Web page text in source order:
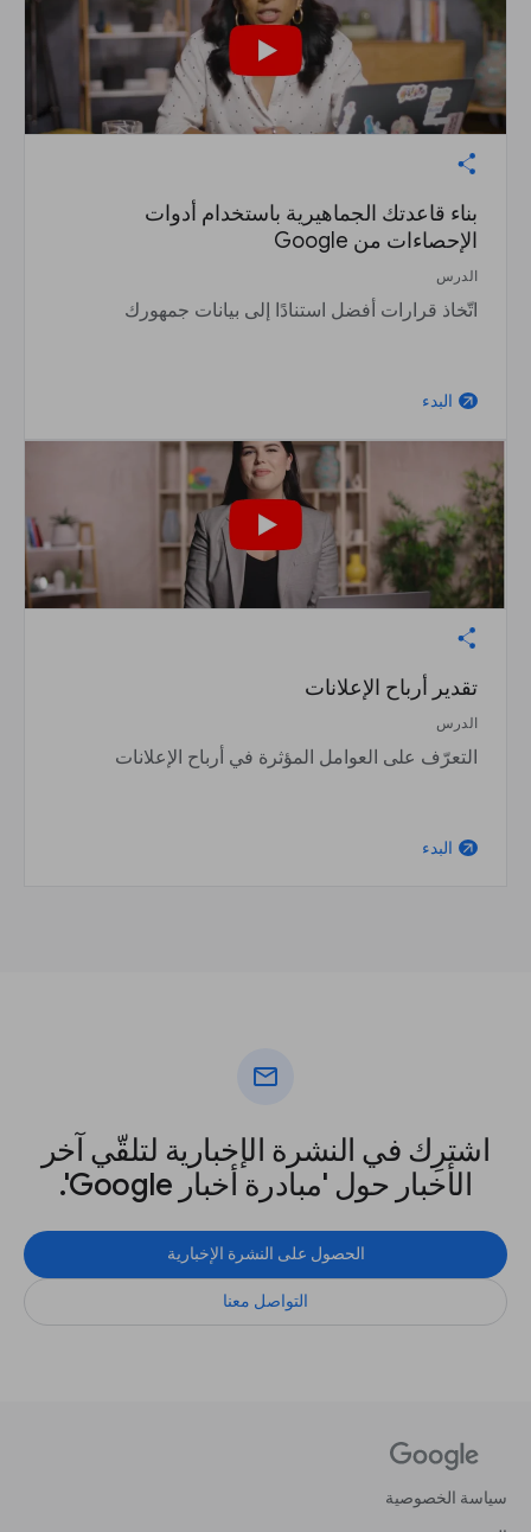
بناء قاعدتك الجماهيرية باستخدام أدوات
الإحصاءات من Google
الدرس
اتّخاذ قرارات أفضل استنادًا إلى بيانات جمهورك
arrow_outward البدء
تقدير أرباح الإعلانات
الدرس
التعرّف على العوامل المؤثرة في أرباح الإعلانات
arrow_outward البدء
mail
اشترِك في النشرة الإخبارية لتلقّي آخر
الأخبار حول 'مبادرة أخبار Google'.
الحصول على النشرة الإخبارية
التواصل معنا
سياسة الخصوصية